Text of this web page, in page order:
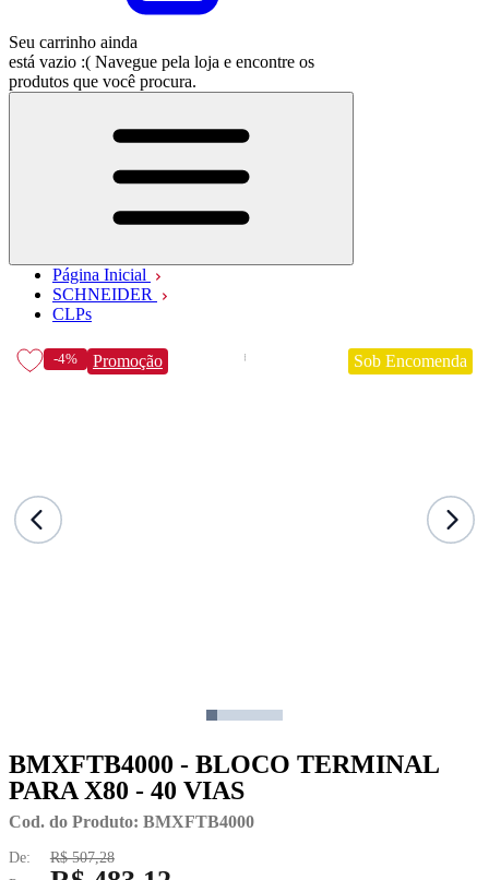
Seu carrinho ainda
está vazio :( Navegue pela loja e encontre os
produtos que você procura.
Página Inicial
SCHNEIDER
CLPs
-4% Promoção Sob Encomenda
BMXFTB4000 - BLOCO TERMINAL
PARA X80 - 40 VIAS
Cod. do Produto: BMXFTB4000
De:
R$ 507,28